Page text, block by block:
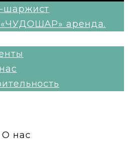
шаржист
аренда.
О нас